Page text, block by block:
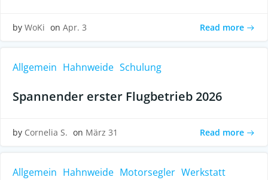
by WoKi on Apr. 3 Read more
Allgemein Hahnweide Schulung
Spannender erster Flugbetrieb 2026
by Cornelia S. on März 31 Read more
Allgemein Hahnweide Motorsegler Werkstatt